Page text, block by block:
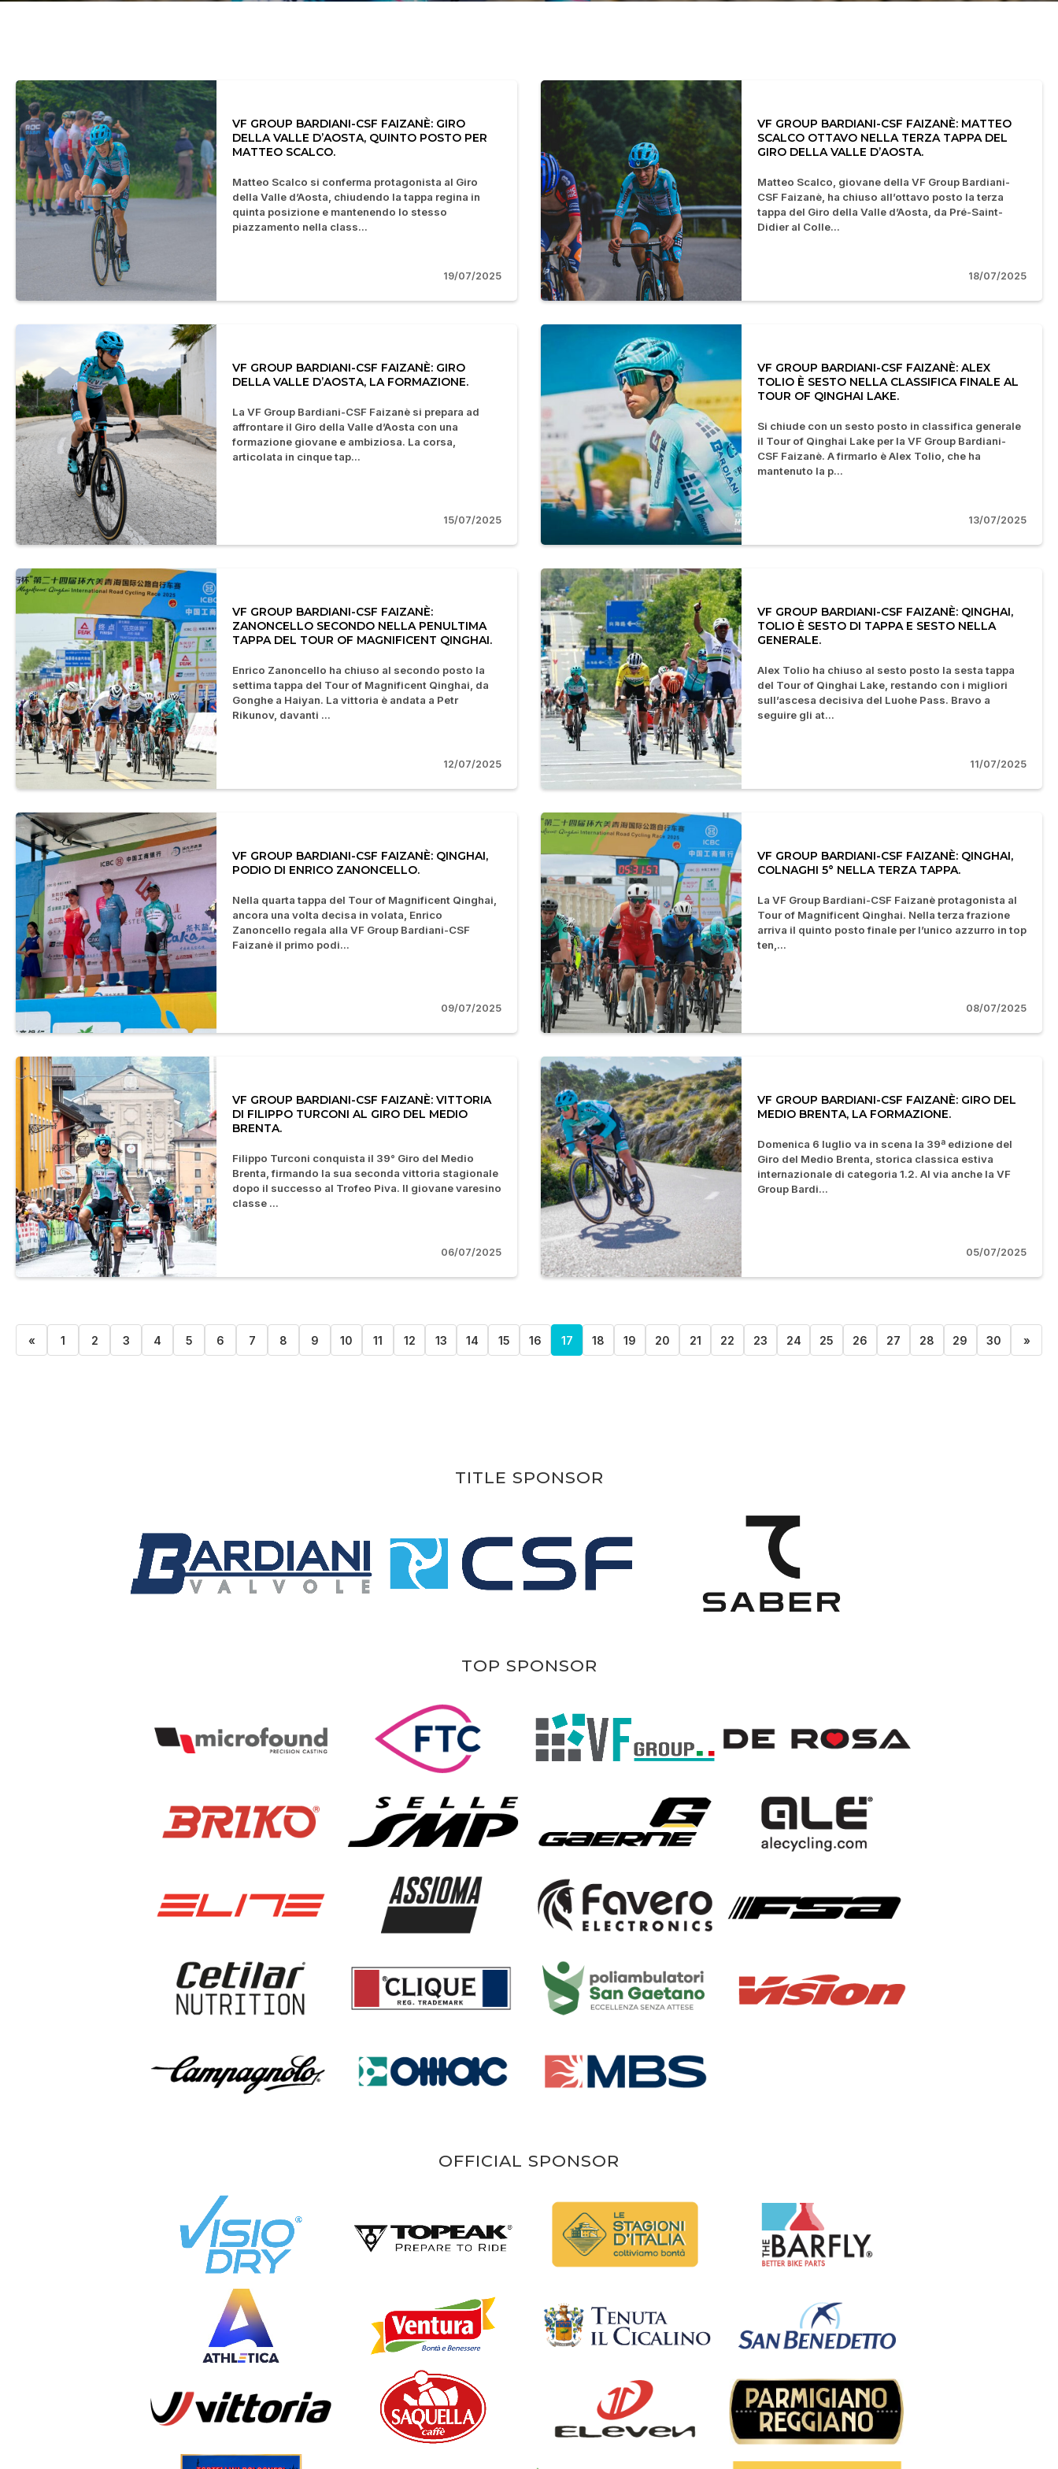
VF GROUP BARDIANI-CSF FAIZANÈ: GIRO
DELLA VALLE D’AOSTA, QUINTO POSTO PER
MATTEO SCALCO.
Matteo Scalco si conferma protagonista al Giro
della Valle d’Aosta, chiudendo la tappa regina in
quinta posizione e mantenendo lo stesso
piazzamento nella class...
19/07/2025
VF GROUP BARDIANI-CSF FAIZANÈ: MATTEO
SCALCO OTTAVO NELLA TERZA TAPPA DEL
GIRO DELLA VALLE D’AOSTA.
Matteo Scalco, giovane della VF Group Bardiani-
CSF Faizanè, ha chiuso all’ottavo posto la terza
tappa del Giro della Valle d’Aosta, da Pré-Saint-
Didier al Colle...
18/07/2025
VF GROUP BARDIANI-CSF FAIZANÈ: GIRO
DELLA VALLE D’AOSTA, LA FORMAZIONE.
La VF Group Bardiani-CSF Faizanè si prepara ad
affrontare il Giro della Valle d’Aosta con una
formazione giovane e ambiziosa. La corsa,
articolata in cinque tap...
15/07/2025
VF GROUP BARDIANI-CSF FAIZANÈ: ALEX
TOLIO È SESTO NELLA CLASSIFICA FINALE AL
TOUR OF QINGHAI LAKE.
Si chiude con un sesto posto in classifica generale
il Tour of Qinghai Lake per la VF Group Bardiani-
CSF Faizanè. A firmarlo è Alex Tolio, che ha
mantenuto la p...
13/07/2025
VF GROUP BARDIANI-CSF FAIZANÈ:
ZANONCELLO SECONDO NELLA PENULTIMA
TAPPA DEL TOUR OF MAGNIFICENT QINGHAI.
Enrico Zanoncello ha chiuso al secondo posto la
settima tappa del Tour of Magnificent Qinghai, da
Gonghe a Haiyan. La vittoria è andata a Petr
Rikunov, davanti ...
12/07/2025
VF GROUP BARDIANI-CSF FAIZANÈ: QINGHAI,
TOLIO È SESTO DI TAPPA E SESTO NELLA
GENERALE.
Alex Tolio ha chiuso al sesto posto la sesta tappa
del Tour of Qinghai Lake, restando con i migliori
sull’ascesa decisiva del Luohe Pass. Bravo a
seguire gli at...
11/07/2025
VF GROUP BARDIANI-CSF FAIZANÈ: QINGHAI,
PODIO DI ENRICO ZANONCELLO.
Nella quarta tappa del Tour of Magnificent Qinghai,
ancora una volta decisa in volata, Enrico
Zanoncello regala alla VF Group Bardiani-CSF
Faizanè il primo podi...
09/07/2025
VF GROUP BARDIANI-CSF FAIZANÈ: QINGHAI,
COLNAGHI 5° NELLA TERZA TAPPA.
La VF Group Bardiani-CSF Faizanè protagonista al
Tour of Magnificent Qinghai. Nella terza frazione
arriva il quinto posto finale per l’unico azzurro in top
ten,...
08/07/2025
VF GROUP BARDIANI-CSF FAIZANÈ: VITTORIA
DI FILIPPO TURCONI AL GIRO DEL MEDIO
BRENTA.
Filippo Turconi conquista il 39° Giro del Medio
Brenta, firmando la sua seconda vittoria stagionale
dopo il successo al Trofeo Piva. Il giovane varesino
classe ...
06/07/2025
VF GROUP BARDIANI-CSF FAIZANÈ: GIRO DEL
MEDIO BRENTA, LA FORMAZIONE.
Domenica 6 luglio va in scena la 39ª edizione del
Giro del Medio Brenta, storica classica estiva
internazionale di categoria 1.2. Al via anche la VF
Group Bardi...
05/07/2025
« 1 2 3 4 5 6 7 8 9 10 11 12 13 14 15 16 17 18 19 20 21 22 23 24 25 26 27 28 29 30 »
TITLE SPONSOR
TOP SPONSOR
OFFICIAL SPONSOR